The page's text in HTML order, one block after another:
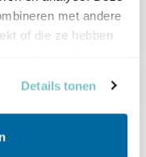
met andere
of die ze hebben
Details tonen